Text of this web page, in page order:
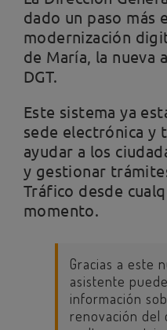
dado un paso más
modernización
de María, la nueva
DGT.
Este sistema ya
sede electrónica y
ayudar a los
y gestionar
Tráfico desde
momento.
Gracias a este
asistente
información
renovación del